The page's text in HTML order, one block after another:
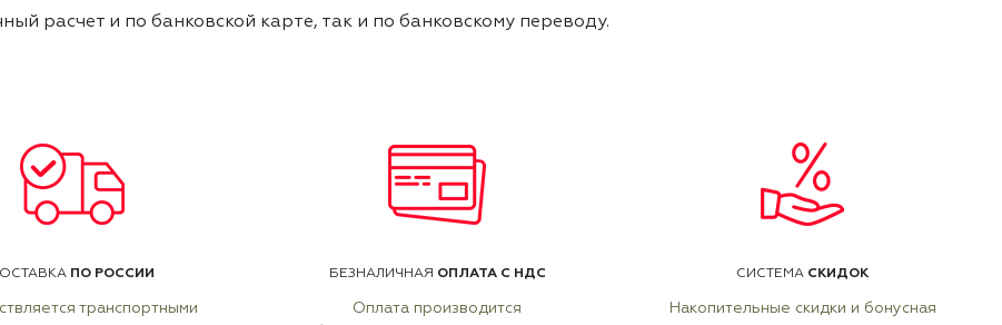
расчет и по банковской карте, так и по банковскому переводу.
ПО РОССИИ
транспортными
БЕЗНАЛИЧНАЯ ОПЛАТА С НДС
Оплата производится
СИСТЕМА СКИДОК
Накопительные скидки и бонусная